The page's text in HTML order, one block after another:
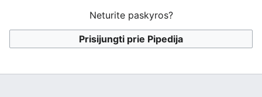
Neturite paskyros?
Prisijungti prie Pipedija